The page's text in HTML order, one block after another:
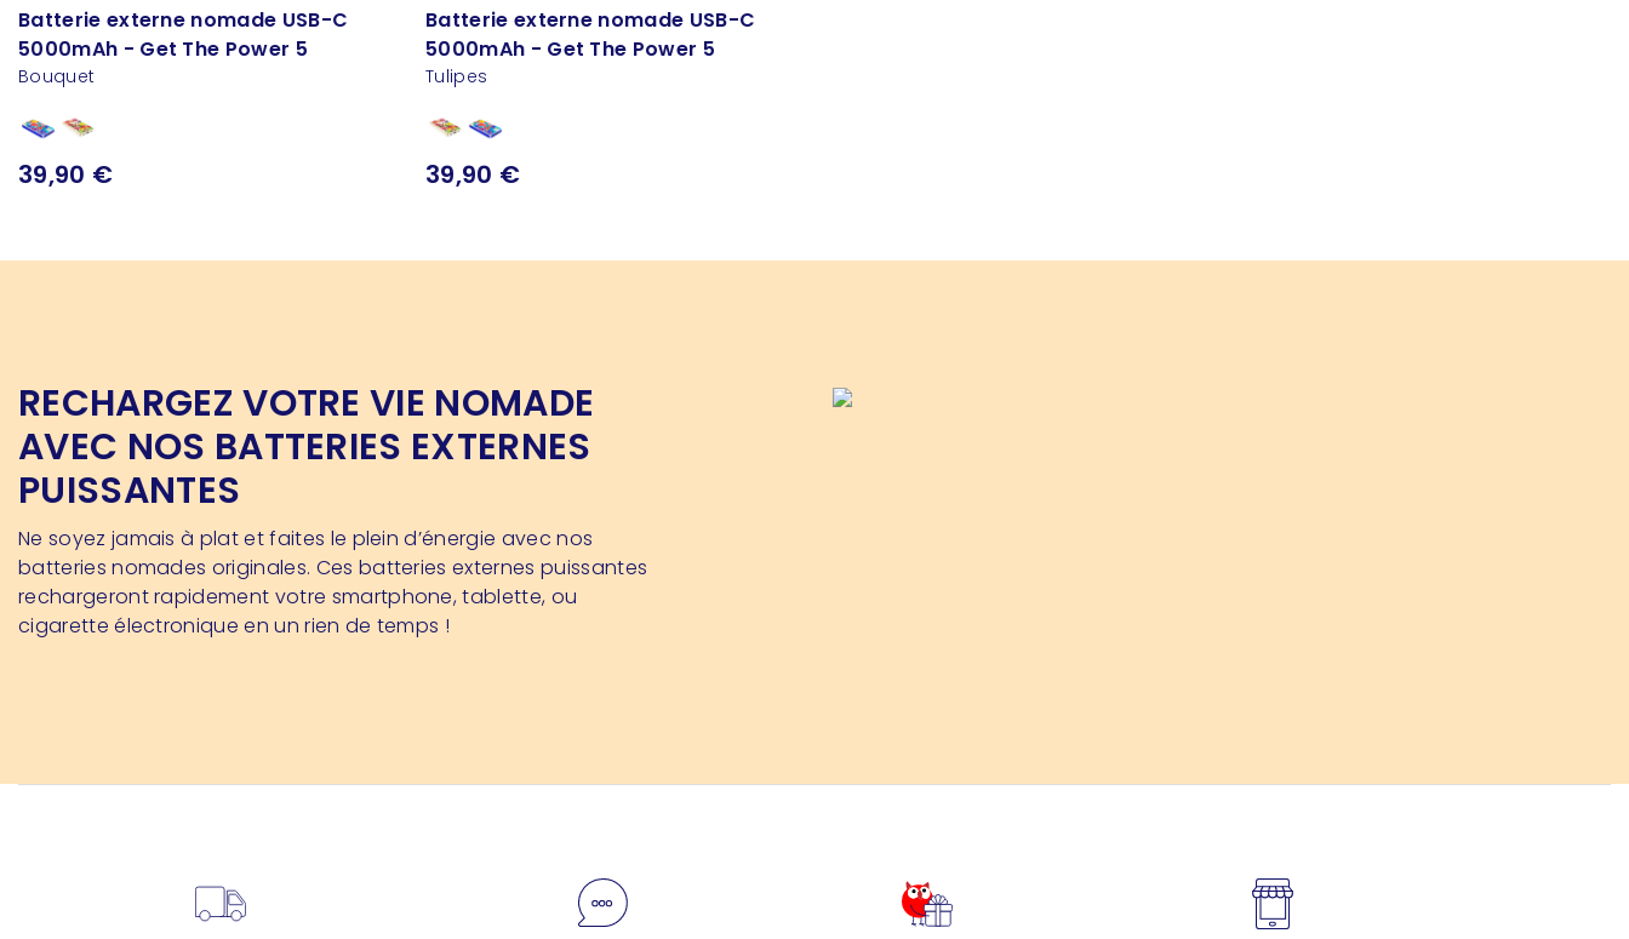
Batterie externe nomade USB-C
5000mAh - Get The Power 5
Bouquet
39,90 €
Batterie externe nomade USB-C
5000mAh - Get The Power 5
Tulipes
39,90 €
RECHARGEZ VOTRE VIE NOMADE
AVEC NOS BATTERIES EXTERNES
PUISSANTES
Ne soyez jamais à plat et faites le plein d’énergie avec nos
batteries nomades originales. Ces batteries externes puissantes
rechargeront rapidement votre smartphone, tablette, ou
cigarette électronique en un rien de temps !